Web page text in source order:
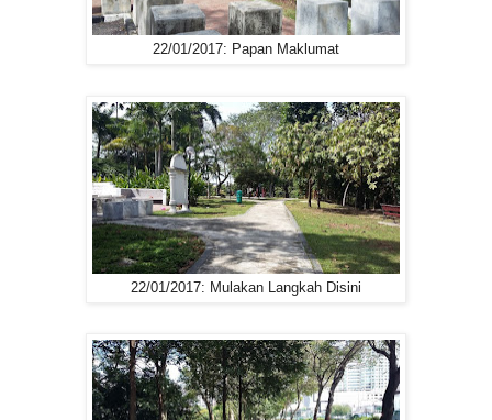
22/01/2017: Papan Maklumat
22/01/2017: Mulakan Langkah Disini